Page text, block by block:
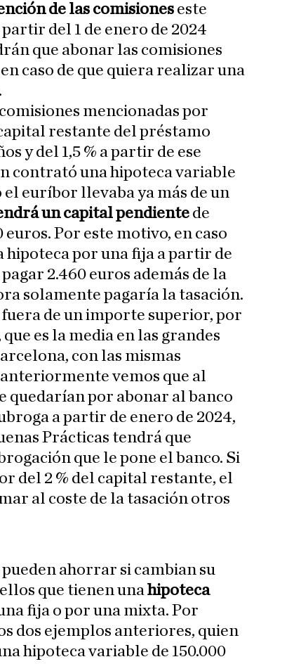
de las comisiones este
del 1 de enero de 2024
que abonar las comisiones
caso de que quiera realizar una
mencionadas por
restante del préstamo
y del 1,5 % a partir de ese
contrató una hipoteca variable
el euríbor llevaba ya más de un
un capital pendiente de
Por este motivo, en caso
hipoteca por una fija a partir de
2.460 euros además de la
solamente pagaría la tasación.
fuera de un importe superior, por
que es la media en las grandes
con las mismas
vemos que al
quedarían por abonar al banco
a partir de enero de 2024,
Prácticas tendrá que
que le pone el banco. Si
del 2 % del capital restante, el
al coste de la tasación otros
ahorrar si cambian su
que tienen unahipoteca
fija o por una mixta. Por
dos ejemplos anteriores, quien
hipoteca variable de 150.000